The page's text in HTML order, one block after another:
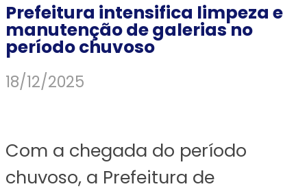
Prefeitura intensifica limpeza e
manutenção de galerias no
período chuvoso
18/12/2025
Com a chegada do período
chuvoso, a Prefeitura de